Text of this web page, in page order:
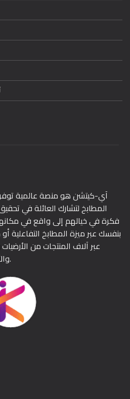
آي-كيتشن هو منصة عالمية
المطابخ لتشارك العائلة في
فكرة في خيالهم إلى واقع في
بنفسك عبر ميزة المطابخ التفاعلية
عبر آلاف المنتجات من
والأدوات المنزلية ، إحنا المطبخ.